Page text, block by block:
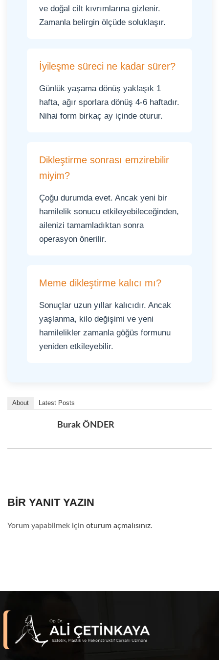
ve doğal cilt kıvrımlarına gizlenir.
Zamanla belirgin ölçüde soluklaşır.
İyileşme süreci ne kadar sürer?
Günlük yaşama dönüş yaklaşık 1
hafta, ağır sporlara dönüş 4-6 haftadır.
Nihai form birkaç ay içinde oturur.
Dikleştirme sonrası emzirebilir
miyim?
Çoğu durumda evet. Ancak yeni bir
hamilelik sonucu etkileyebileceğinden,
ailenizi tamamladıktan sonra
operasyon önerilir.
Meme dikleştirme kalıcı mı?
Sonuçlar uzun yıllar kalıcıdır. Ancak
yaşlanma, kilo değişimi ve yeni
hamilelikler zamanla göğüs formunu
yeniden etkileyebilir.
About Latest Posts
Burak ÖNDER
BIR YANIT YAZIN
Yorum yapabilmek için oturum açmalısınız.